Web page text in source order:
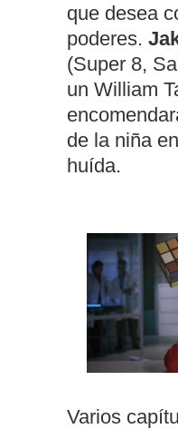
que desea
poderes.
(Super 8,
un William
de la niña
huída.
Varios